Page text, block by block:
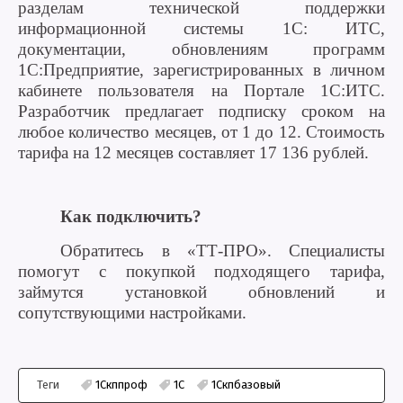
разделам технической поддержки
информационной системы 1С: ИТС,
документации, обновлениям программ
1С:Предприятие, зарегистрированных в личном
кабинете пользователя на Портале 1С:ИТС.
Разработчик предлагает подписку сроком на
любое количество месяцев, от 1 до 12. Стоимость
тарифа на 12 месяцев составляет 17 136 рублей.
Как подключить?
Обратитесь в «ТТ-ПРО». Специалисты
помогут с покупкой подходящего тарифа,
займутся установкой обновлений и
сопутствующими настройками.
Теги 1Скппроф 1С 1Скпбазовый